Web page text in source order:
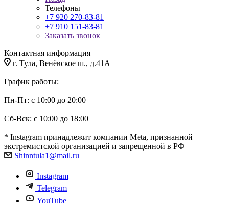
Телефоны
+7 920 270-83-81
+7 910 151-83-81
Заказать звонок
Контактная информация
г. Тула, Венёвское ш., д.41А
График работы:
Пн-Пт: с 10:00 до 20:00
Сб-Вск: с 10:00 до 18:00
* Instagram принадлежит компании Meta, признанной
экстремистской организацией и запрещенной в РФ
Shinntula1@mail.ru
Instagram
Telegram
YouTube